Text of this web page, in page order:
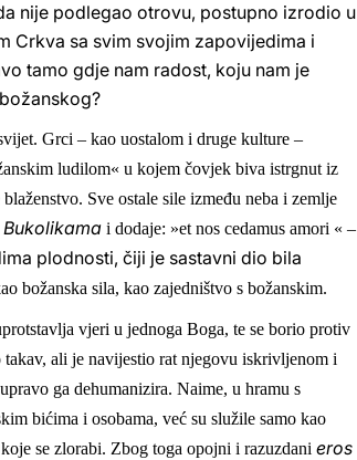
nije podlegao otrovu, postupno izrodio u
Crkva sa svim svojim zapovijedima i
tamo gdje nam radost, koju nam je
Grci – kao uostalom i druge kulture –
ludilom« u kojem čovjek biva istrgnut iz
Sve ostale sile između neba i zemlje
Bukolikama i dodaje: »et nos cedamus amori « –
plodnosti, čiji je sastavni dio bila
božanska sila, kao zajedništvo s božanskim.
vjeri u jednoga Boga, te se borio protiv
takav, ali je navijestio rat njegovu iskrivljenom i
ga dehumanizira. Naime, u hramu s
bićima i osobama, već su služile samo kao
se zlorabi. Zbog toga opojni i razuzdani eros